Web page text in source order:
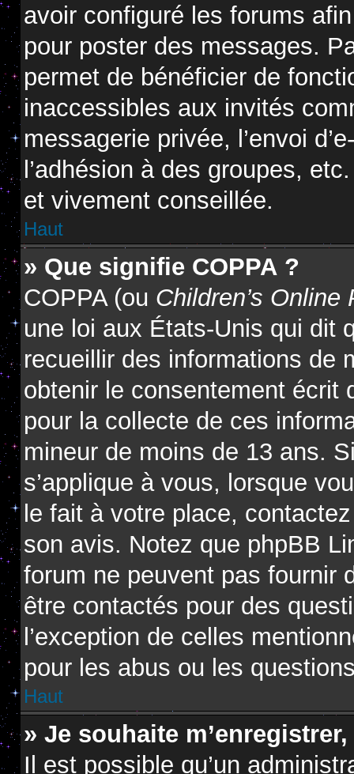
avoir configuré les forums
pour poster des messages.
permet de bénéficier de
inaccessibles aux invités
messagerie privée, l’envoi
l’adhésion à des groupes,
et vivement conseillée.
Haut
» Que signifie COPPA ?
COPPA (ou Children’s
une loi aux États-Unis qui dit
recueillir des informations de
obtenir le consentement écrit
pour la collecte de ces
mineur de moins de 13 ans.
s’applique à vous, lorsque
le fait à votre place,
son avis. Notez que phpBB
forum ne peuvent pas fournir
être contactés pour des
l’exception de celles
pour les abus ou les
Haut
» Je souhaite
Il est possible qu’un